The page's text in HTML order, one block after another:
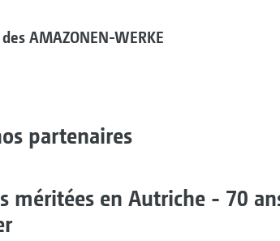
AMAZONEN-WERKE
partenaires
méritées en Autriche - 70